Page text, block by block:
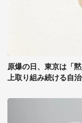
原爆の日、東京は「
上取り組み続ける自